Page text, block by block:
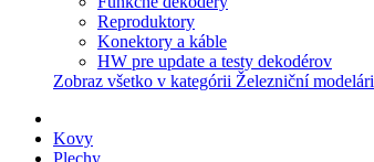
Reproduktory
Konektory a káble
HW pre update a testy dekodérov
Zobraz všetko v kategórii Železniční modelári
Kovy
Plechy